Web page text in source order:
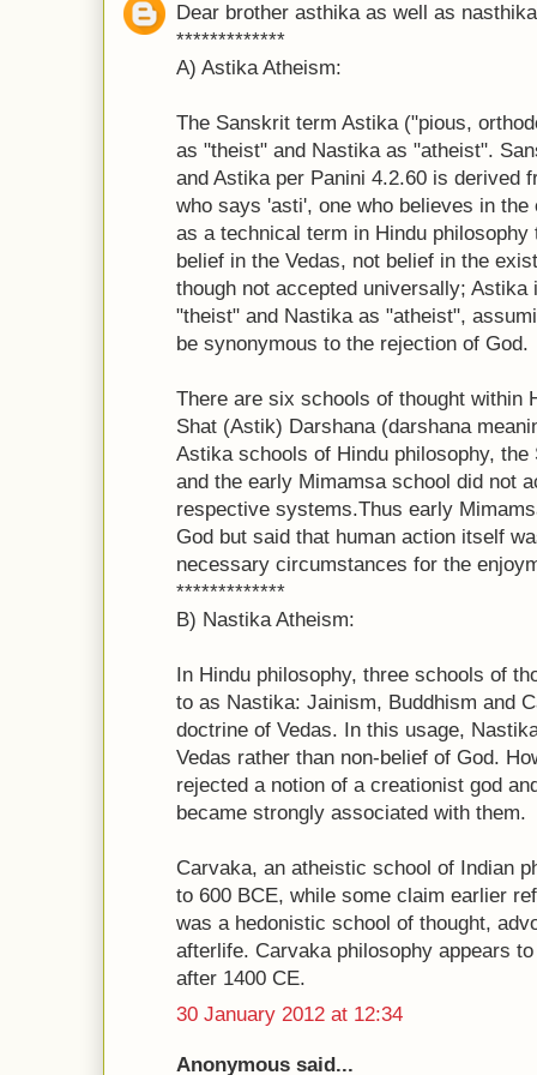
Dear brother asthika as well as
*************
A) Astika Atheism:
The Sanskrit term Astika ("pious,
as "theist" and Nastika as "atheist".
and Astika per Panini 4.2.60 is derived
who says 'asti', one who believes in
as a technical term in Hindu
belief in the Vedas, not belief in the
though not accepted universally;
"theist" and Nastika as "atheist",
be synonymous to the rejection of God.
There are six schools of thought within
Shat (Astik) Darshana (darshana
Astika schools of Hindu philosophy,
and the early Mimamsa school did not
respective systems.Thus early
God but said that human action itself
necessary circumstances for the
*************
B) Nastika Atheism:
In Hindu philosophy, three schools of
to as Nastika: Jainism, Buddhism and
doctrine of Vedas. In this usage,
Vedas rather than non-belief of God.
rejected a notion of a creationist god
became strongly associated with them.
Carvaka, an atheistic school of Indian
to 600 BCE, while some claim earlier
was a hedonistic school of thought,
afterlife. Carvaka philosophy appears
after 1400 CE.
30 January 2012 at 12:34
Anonymous said...